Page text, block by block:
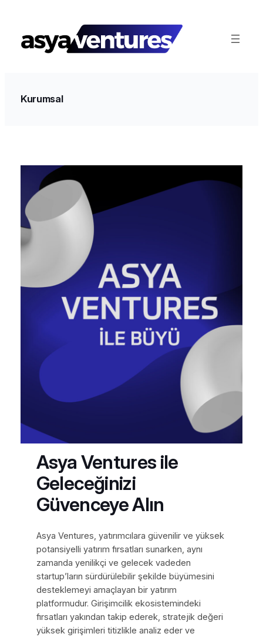
Kurumsal
Asya Ventures ile
Geleceğinizi
Güvenceye Alın
Asya Ventures, yatırımcılara güvenilir ve yüksek
potansiyelli yatırım fırsatları sunarken, aynı
zamanda yenilikçi ve gelecek vadeden
startup’ların sürdürülebilir şekilde büyümesini
desteklemeyi amaçlayan bir yatırım
platformudur. Girişimcilik ekosistemindeki
fırsatları yakından takip ederek, stratejik değeri
yüksek girişimleri titizlikle analiz eder ve